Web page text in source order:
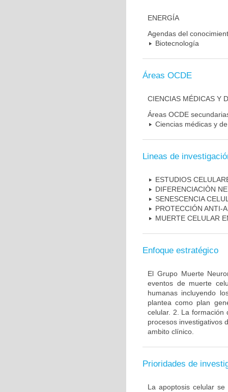
ENERGÍA
Agendas del
Biotecnología
Áreas OCDE
CIENCIAS MÉDICAS Y
Áreas OCDE
Ciencias médicas y
Lineas de
ESTUDIOS
DIFERENCIACIÒN
SENESCENCIA
PROTECCIÓN ANTI-
MUERTE CELULAR
Enfoque estratégico
El Grupo Muerte
eventos de muerte
humanas incluyendo
plantea como plan
celular. 2. La formación
procesos investigativos
ambito clínico.
Prioridades de
La apoptosis celular